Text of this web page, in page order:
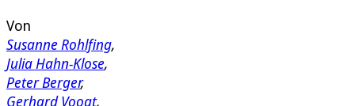
Von
Susanne Rohlfing,
Julia Hahn-Klose,
Peter Berger,
Gerhard Voogt,